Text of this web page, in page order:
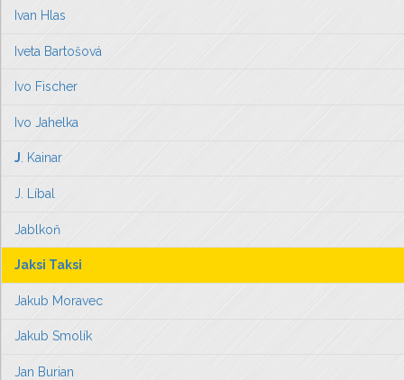
Ivan Hlas
Iveta Bartošová
Ivo Fischer
Ivo Jahelka
J. Kainar
J. Líbal
Jablkoň
Jaksi Taksi
Jakub Moravec
Jakub Smolík
Jan Burian